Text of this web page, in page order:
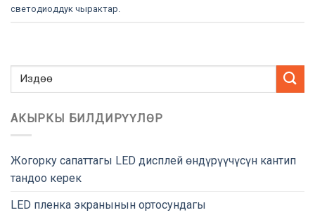
АКЫРКЫ БИЛДИРҮҮЛӨР
Жогорку сапаттагы LED дисплей өндүрүүчүсүн кантип
тандоо керек
LED пленка экранынын ортосундагы
светодиоддук чырактар.